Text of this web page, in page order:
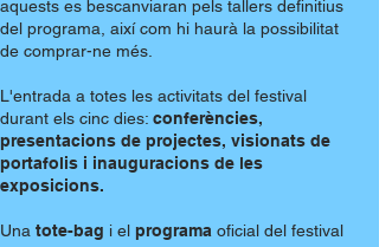
aquests es bescanviaran pels tallers definitius
del programa, així com hi haurà la possibilitat
de comprar-ne més.
​L'entrada a totes les activitats del festival
durant els cinc dies: conferències,
presentacions de projectes, visionats de
portafolis i inauguracions de les
exposicions.​
Una tote-bag i el programa oficial del festival